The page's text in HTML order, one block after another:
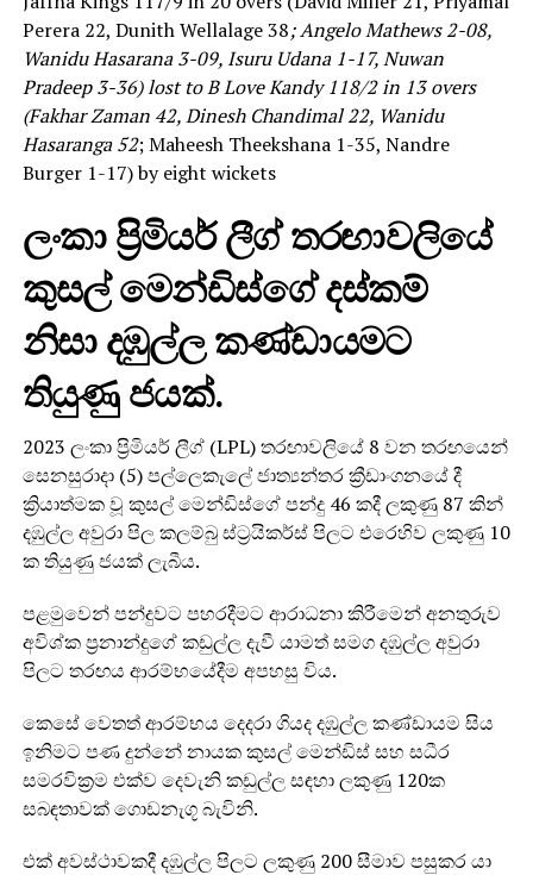
Perera 22, Dunith Wellalage 38; Angelo Mathews 2-08,
Wanidu Hasarana 3-09, Isuru Udana 1-17, Nuwan
Pradeep 3-36) lost to B Love Kandy 118/2 in 13 overs
(Fakhar Zaman 42, Dinesh Chandimal 22, Wanidu
Hasaranga 52; Maheesh Theekshana 1-35, Nandre
Burger 1-17) by eight wickets
ලංකා ප්‍රිමියර් ලීග් තරඟාවලියේ
කුසල් මෙන්ඩිස්ගේ දස්කම්
නිසා දඹුල්ල කණ්ඩායමට
තියුණු ජයක්.
2023 ලංකා ප්‍රිමියර් ලීග් (LPL) තරඟාවලියේ 8 වන තරඟයෙන්
සෙනසුරාදා (5) පල්ලෙකැලේ ජාත්‍යන්තර ක්‍රීඩාංගනයේ දී
ක්‍රියාත්මක වූ කුසල් මෙන්ඩිස්ගේ පන්දු 46 කදී ලකුණු 87 කින්
දඹුල්ල අවුරා පිල කලම්බු ස්ට්‍රයිකර්ස් පිලට එරෙහිව ලකුණු 10
ක තියුණු ජයක් ලැබීය.
පළමුවෙන් පන්දුවට පහරදීමට ආරාධනා කිරීමෙන් අනතුරුව
අවිශ්ක ප්‍රනාන්දුගේ කඩුල්ල දැවී යාමත් සමග දඹුල්ල අවුරා
පිලට තරඟය ආරම්භයේදීම අපහසු විය.
කෙසේ වෙතත් ආරම්භය දෙදරා ගියද දඹුල්ල කණ්ඩායම සිය
ඉනිමට පණ දුන්නේ නායක කුසල් මෙන්ඩිස් සහ සධීර
සමරවික්‍රම එක්ව දෙවැනි කඩුල්ල සඳහා ලකුණු 120ක
සබඳතාවක් ගොඩනැගූ බැවිනි.
එක් අවස්ථාවකදී දඹුල්ල පිලට ලකුණු 200 සීමාව පසුකර යා